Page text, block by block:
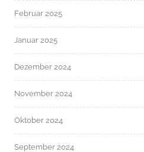
Februar 2025
Januar 2025
Dezember 2024
November 2024
Oktober 2024
September 2024